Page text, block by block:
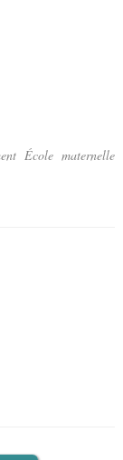
École maternelle